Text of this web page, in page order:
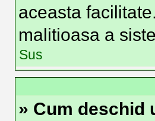
aceasta
malitioasa a
Sus
» Cum deschid